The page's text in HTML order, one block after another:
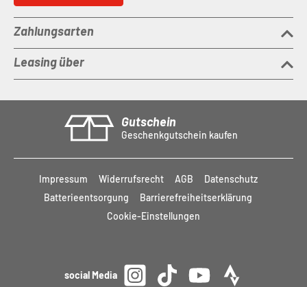
Zahlungsarten
Leasing über
Gutschein
Geschenkgutschein kaufen
Impressum Widerrufsrecht AGB
Datenschutz
Batterieentsorgung
Barrierefreiheitserklärung
Cookie-Einstellungen
social Media